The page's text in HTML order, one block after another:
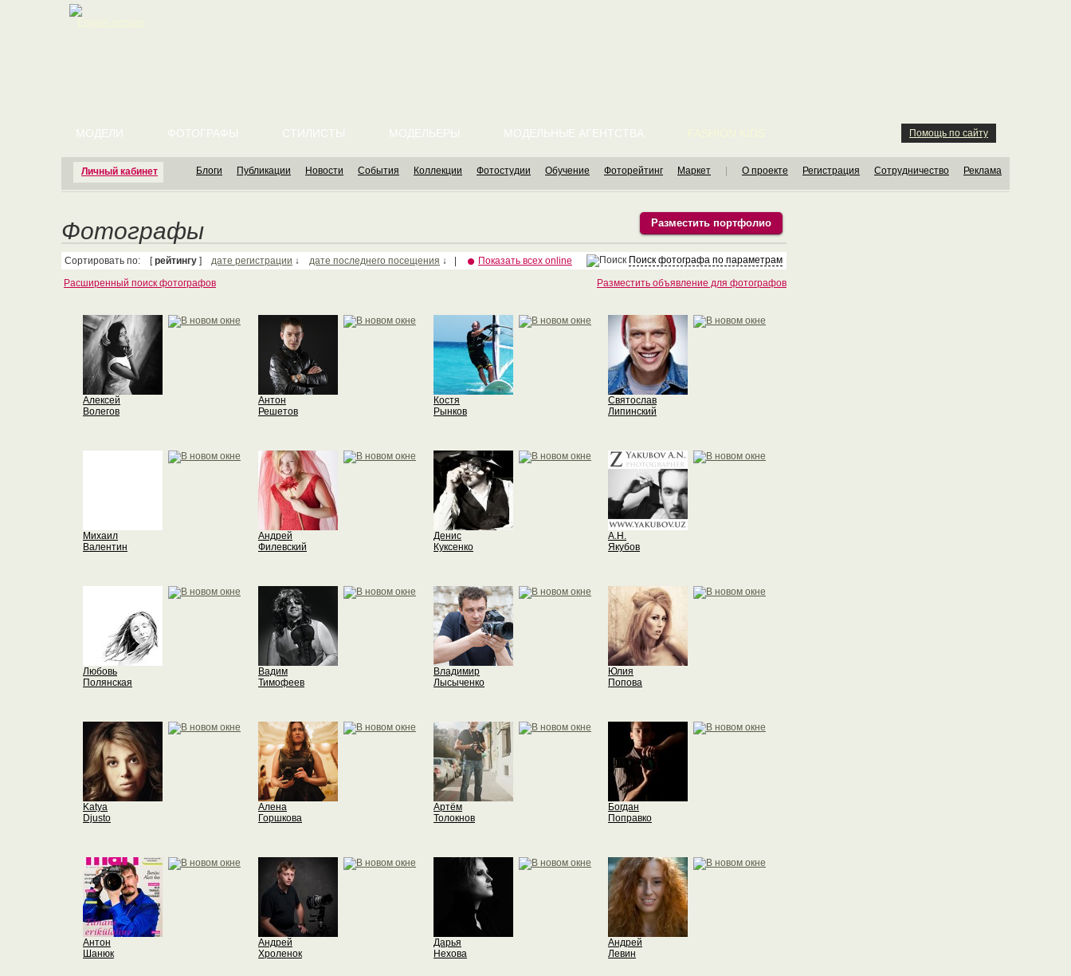
Личный кабинет
МОДЕЛИ ФОТОГРАФЫ СТИЛИСТЫ МОДЕЛЬЕРЫ МОДЕЛЬНЫЕ АГЕНТСТВА Помощь по сайту
Блоги Публикации Новости События Коллекции Фотостудии Обучение Фоторейтинг Маркет О проекте Регистрация Сотрудничество Реклама
Фотографы Разместить портфолио
Поиск фотографа по параметрам
Сортировать по: [рейтингу ] дате регистрации ↓ дате последнего посещения ↓ |
Показать всех online
Разместить объявление для фотографов
Расширенный поиск фотографов
Алексей
Волегов
Антон
Решетов
Костя
Рынков
Святослав
Липинский
Михаил
Валентин
Андрей
Филевский
Денис
Куксенко
А.Н.
Якубов
Любовь
Полянская
Вадим
Тимофеев
Владимир
Лысыченко
Юлия
Попова
Katya
Djusto
Алена
Горшкова
Артём
Толокнов
Богдан
Поправко
Антон
Шанюк
Андрей
Хроленок
Дарья
Нехова
Андрей
Левин